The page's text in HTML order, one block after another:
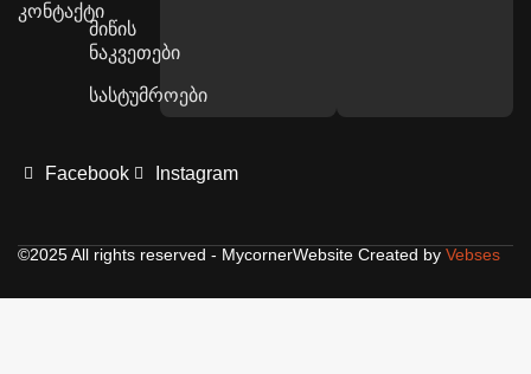
კონტაქტი
მიწის
ნაკვეთები
სასტუმროები
Facebook Instagram
©2025 All rights reserved - MycornerWebsite Created by Vebses